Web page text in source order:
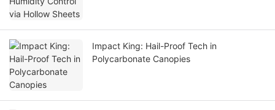
Impact King: Hail-Proof Tech in
Polycarbonate Canopies